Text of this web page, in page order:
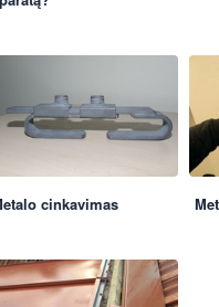
cinkavimas